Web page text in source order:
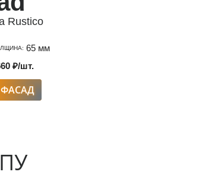
Rustico
65 мм
₽/шт.
ФАСАД